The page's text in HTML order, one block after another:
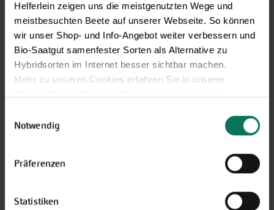
Helferlein zeigen uns die meistgenutzten Wege und
meistbesuchten Beete auf unserer Webseite. So können
wir unser Shop- und Info-Angebot weiter verbessern und
Bio-Saatgut samenfester Sorten als Alternative zu
Hybridsorten im Internet besser sichtbar machen.
Mehr zu unseren Cookies erfahren Sie in unserer
Sie können Ihre Einwilligung unter dem Link Cookie-
Notwendig
Präferenzen
Statistiken
Gemüse
Artischocke
Blattstielgemüse
Chicorée
Feldsalat
Pastinaken
Petersilienwurzel